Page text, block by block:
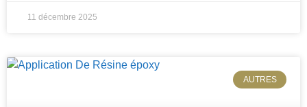
11 décembre 2025
AUTRES